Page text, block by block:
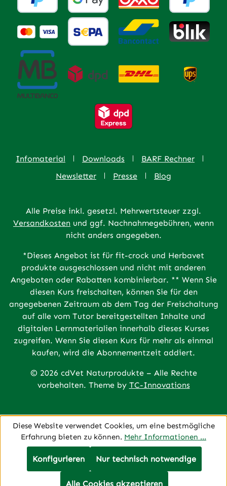
Infomaterial Downloads
BARF Rechner
Newsletter
Presse Blog
Alle Preise inkl. gesetzl. Mehrwertsteuer zzgl.
Versandkosten und ggf. Nachnahmegebühren, wenn
nicht anders angegeben.
*Dieses Angebot ist für fit-crock und Herbavet
produkte ausgeschlossen und nicht mit anderen
Angeboten oder Rabatten kombinierbar. ** Wenn Sie
diesen Kurs freischalten, können Sie für den
angegebenen Zeitraum ab dem Tag der Freischaltung
auf alle vom Tutor bereitgestellten Inhalte und
digitalen Lernmaterialien innerhalb dieses Kurses
zugreifen. Wenn Sie diesen Kurs für mehr als einmal
kaufen, wird die Abonnementzeit addiert.
© 2026 cdVet Naturprodukte – Alle Rechte
vorbehalten. Theme by TC-Innovations
Diese Website verwendet Cookies, um eine bestmögliche
Erfahrung bieten zu können. Mehr Informationen ...
Nur technisch notwendige
Konfigurieren
Alle Cookies akzeptieren